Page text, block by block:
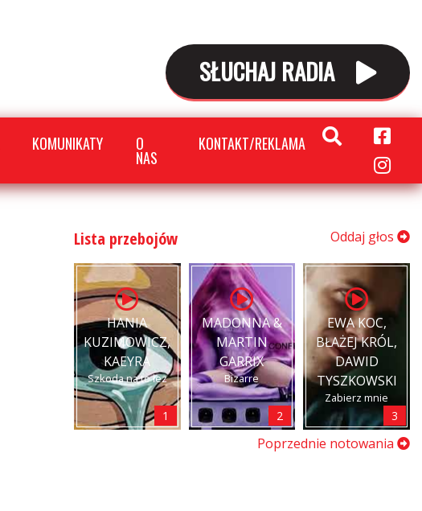
SŁUCHAJ RADIA
KOMUNIKATY O
NAS
KONTAKT/REKLAMA
Lista przebojów Oddaj głos
HANIA
KUZIMOWICZ,
KAEYRA
Szkoda na to łez
1
MADONNA &
MARTIN
GARRIX
Bizarre
2
EWA KOC,
BŁAŻEJ KRÓL,
DAWID
TYSZKOWSKI
Zabierz mnie
3
Poprzednie notowania